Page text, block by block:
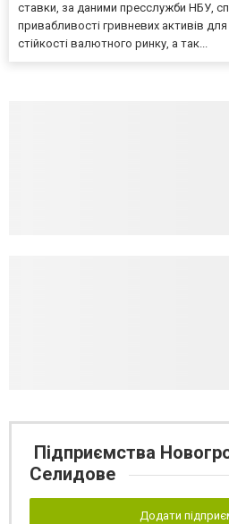
ставки, за даними пресслужби НБУ,
привабливості гривневих активів
стійкості валютного ринку, а так...
Підприємства
Селидове
Додати